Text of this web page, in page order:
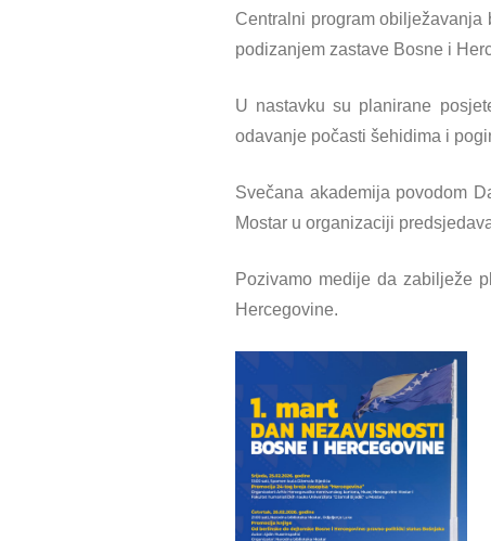
Centralni program
podizanjem zastave Bosne i
U nastavku su planirane
odavanje počasti šehidima i
Svečana akademija povodom
Mostar u organizaciji
Pozivamo medije da zabilježe
Hercegovine.